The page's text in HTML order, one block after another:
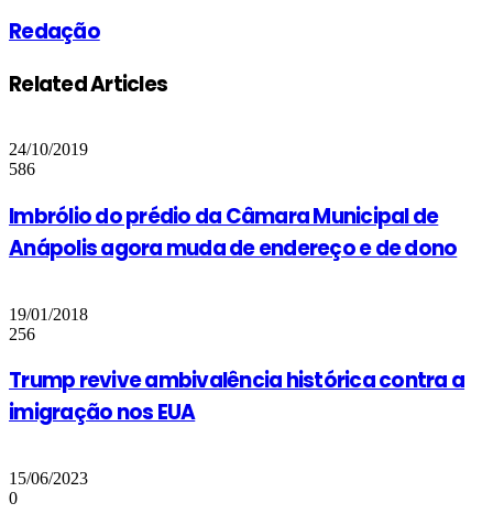
Redação
Related Articles
24/10/2019
586
Imbrólio do prédio da Câmara Municipal de
Anápolis agora muda de endereço e de dono
19/01/2018
256
Trump revive ambivalência histórica contra a
imigração nos EUA
15/06/2023
0